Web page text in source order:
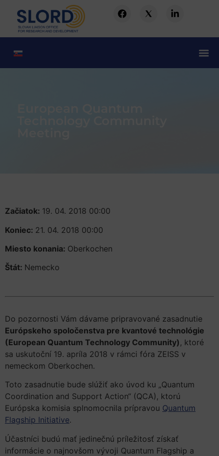
Začiatok: 19. 04. 2018 00:00
Koniec: 21. 04. 2018 00:00
Miesto konania: Oberkochen
Štát: Nemecko
Do pozornosti Vám dávame pripravované zasadnutie
Európskeho spoločenstva pre kvantové technológie
(European Quantum Technology Community) , ktoré
sa uskutoční 19. apríla 2018 v rámci fóra ZEISS v
nemeckom Oberkochen.
Toto zasadnutie bude slúžiť ako úvod ku „Quantum
Coordination and Support Action“ (QCA), ktorú
Európska komisia splnomocnila prípravou Quantum
Flagship Initiative.
Účastníci budú mať jedinečnú príležitosť získať
informácie o najnovšom vývoji Quantum Flagship a